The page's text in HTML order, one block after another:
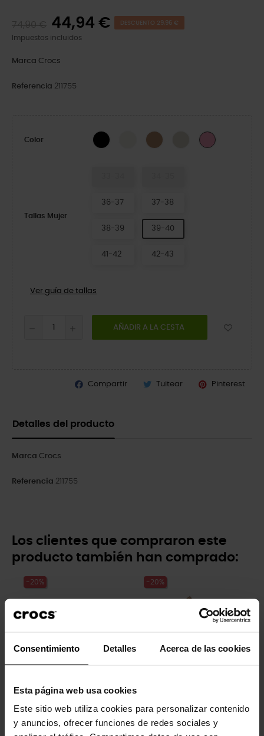
Consentimiento Detalles Acerca de las cookies
Esta página web usa cookies
Este sitio web utiliza cookies para personalizar contenido
y anuncios, ofrecer funciones de redes sociales y
44,94 € DESCUENTO 29,96 €
Impuestos incluidos
Marca Crocs
Referencia 211755
Color Black Sepia Pink Lemonade
Tallas Mujer
36-37 37-38
38-39 39-40
41-42 42-43
Ver guía de tallas
AÑADIR A LA CESTA
Compartir Tuitear Pinterest
Detalles del producto
Marca Crocs
Referencia 211755
Los clientes que compraron este
producto también han comprado:
-20%
Sandalias slide de mujer...
34,90 € 27,92 €
-20%
49,90 € 39,92 €